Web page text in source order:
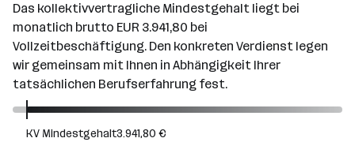
Das kollektivvertragliche Mindestgehalt liegt bei
monatlich brutto EUR 3.941,80 bei
Vollzeitbeschäftigung. Den konkreten Verdienst legen
wir gemeinsam mit Ihnen in Abhängigkeit Ihrer
tatsächlichen Berufserfahrung fest.
KV Mindestgehalt3.941,80 €